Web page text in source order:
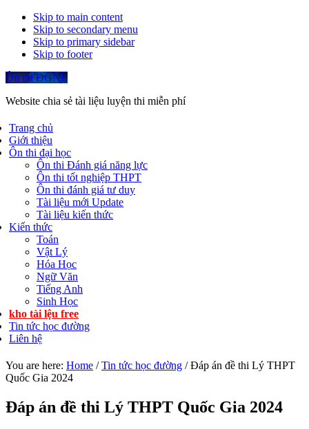
Skip to main content
Skip to secondary menu
Skip to primary sidebar
Skip to footer
Ôn thi ĐGNL
Website chia sẻ tài liệu luyện thi miễn phí
Trang chủ
Giới thiệu
Ôn thi đại học
Ôn thi Đánh giá năng lực
Ôn thi tốt nghiệp THPT
Ôn thi đánh giá tư duy
Tài liệu mới Update
Tài liệu kiến thức
Kiến thức
Toán
Vật Lý
Hóa Học
Ngữ Văn
Tiếng Anh
Sinh Học
kho tài lệu free
Tin tức học đường
Liên hệ
You are here: Home / Tin tức học đường /Đáp án đề thi Lý THPT
Quốc Gia 2024
Đáp án đề thi Lý THPT Quốc Gia 2024